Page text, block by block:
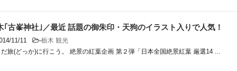
｢古峯神社｣／最近 話題の御朱印・天狗のイラスト入りで人気！
11/11 -栃木 観光
だ旅(どっか)に行こう。 絶景の紅葉企画 第２弾「日本全国絶景紅葉 厳選14 ...